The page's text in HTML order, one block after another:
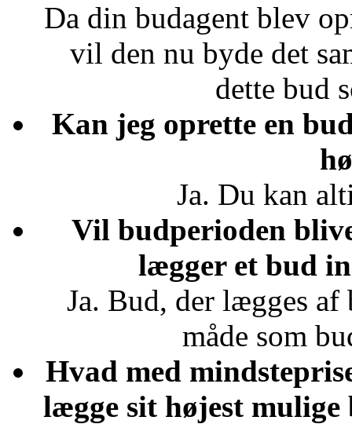
Da din budagent blev
vil den nu byde det
dette bud
Kan jeg oprette en
Ja. Du kan
Vil budperioden
lægger et bud
Ja. Bud, der lægges af
måde som
Hvad med
lægge sit højest mulige